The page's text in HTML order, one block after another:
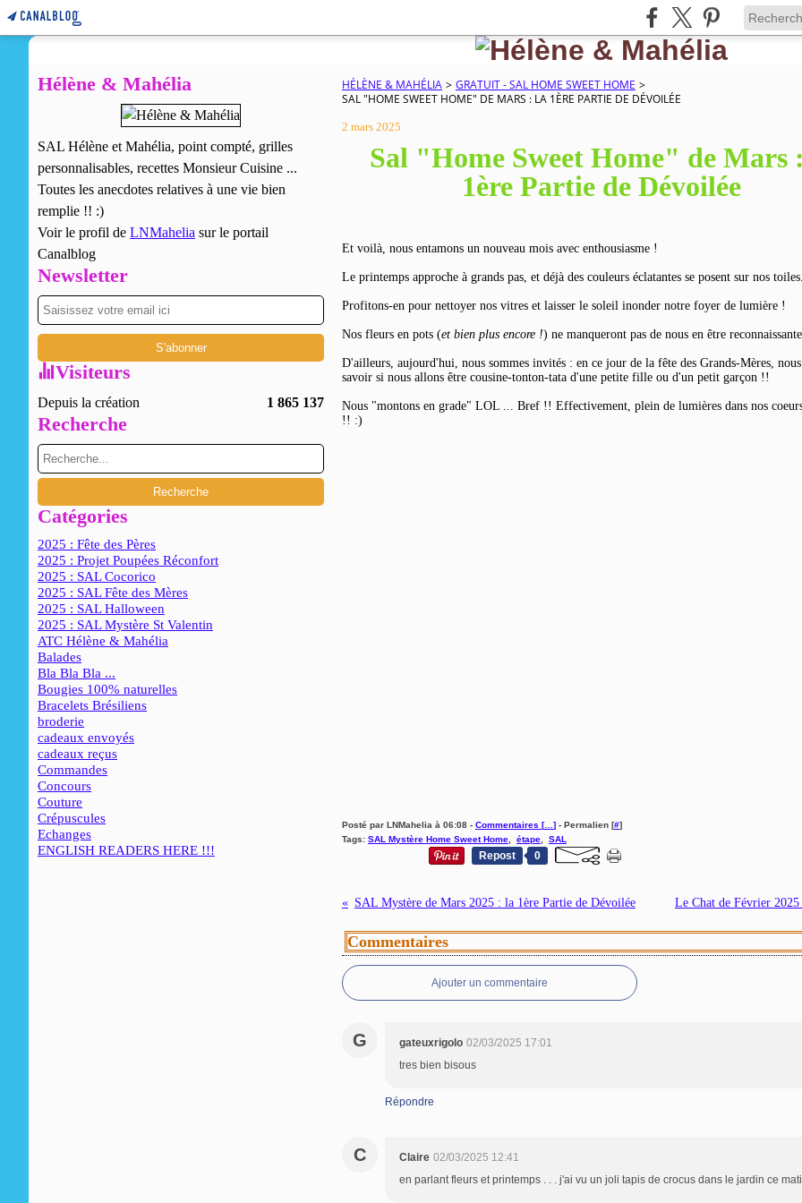
Hélène & Mahélia
SAL Hélène et Mahélia, point compté, grilles
personnalisables, recettes Monsieur Cuisine ...
Toutes les anecdotes relatives à une vie bien
remplie !! :)
Voir le profil de LNMahelia sur le portail
Canalblog
Newsletter
Visiteurs
Depuis la création 1 865 137
Recherche
Catégories
2025 : Fête des Pères
2025 : Projet Poupées Réconfort
2025 : SAL Cocorico
2025 : SAL Fête des Mères
2025 : SAL Halloween
2025 : SAL Mystère St Valentin
ATC Hélène & Mahélia
Balades
Bla Bla Bla ...
Bougies 100% naturelles
Bracelets Brésiliens
broderie
cadeaux envoyés
cadeaux reçus
Commandes
Concours
Couture
Crépuscules
Echanges
ENGLISH READERS HERE !!!
HÉLÈNE & MAHÉLIA > GRATUIT - SAL HOME SWEET HOME >
SAL "HOME SWEET HOME" DE MARS : LA 1ÈRE PARTIE DE DÉVOILÉE
2 mars 2025
Sal "Home Sweet Home" de Mars
1ère Partie de Dévoilée
Et voilà, nous entamons un nouveau mois avec enthousiasme !
Le printemps approche à grands pas, et déjà des couleurs éclatantes se posent sur nos toiles.
Profitons-en pour nettoyer nos vitres et laisser le soleil inonder notre foyer de lumière !
Nos fleurs en pots (et bien plus encore !) ne manqueront pas de nous en être
D'ailleurs, aujourd'hui, nous sommes invités : en ce jour de la fête des Grands-Mères,
savoir si nous allons être cousine-tonton-tata d'une petite fille ou d'un petit garçon !!
Nous "montons en grade" LOL ... Bref !! Effectivement, plein de lumières dans nos
!! :)
Posté par LNMahelia à 06:08 - Commentaires [… ] - Permalien [#]
Tags: SAL Mystère Home Sweet Home étape SAL
Repost 0
SAL Mystère de Mars 2025 : la 1ère Partie de Dévoilée Le Chat de Février
Commentaires
Ajouter un commentaire
G gateuxrigolo 02/03/2025 17:01
tres bien bisous
Répondre
C Claire 02/03/2025 12:41
en parlant fleurs et printemps . . . j'ai vu un joli tapis de crocus dans le jardin ce